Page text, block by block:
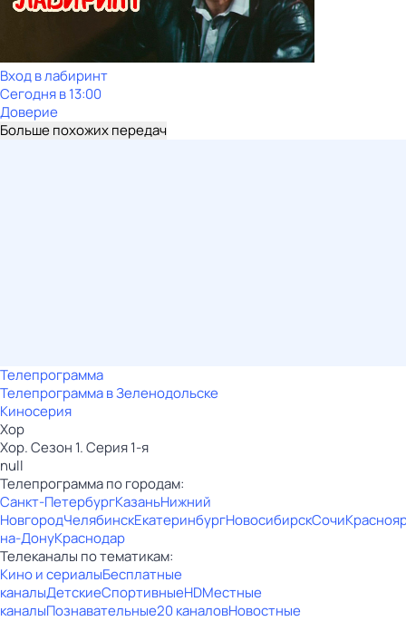
Вход в лабиринт
Сегодня в 13:00
Доверие
Больше похожих передач
Телепрограмма
Телепрограмма в Зеленодольске
Киносерия
Хор
Хор. Сезон 1. Серия 1-я
null
Телепрограмма по городам:
Санкт-ПетербургКазаньНижний
НовгородЧелябинскЕкатеринбургНовосибирскСочи
на-ДонуКраснодар
Телеканалы по тематикам:
Кино и сериалыБесплатные
каналыДетскиеСпортивныеHDМестные
каналыПознавательные20 каналовНовостные